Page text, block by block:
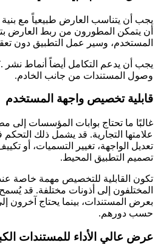
أن يتمكن المطورون من ربط العارض
المستخدم، وسير عمل التطبيق دون
وصول المستندات من جانب الخادم.
قابلية تخصيص واجهة المستخدم
غالبًا ما تحتاج بوابات المؤسسات إلى
علامتها التجارية. قد يشمل ذلك التحكم
تعديل الواجهة، تغيير التسميات، أو
تصميم التطبيق المحيط.
تكون القابلية للتخصيص مهمة خاصة
المختلفون إلى أذونات مختلفة. قد
بعرض المستندات، بينما يحتاج آخرون
حسب دورهم.
عرض عالي الأداء للمستندات